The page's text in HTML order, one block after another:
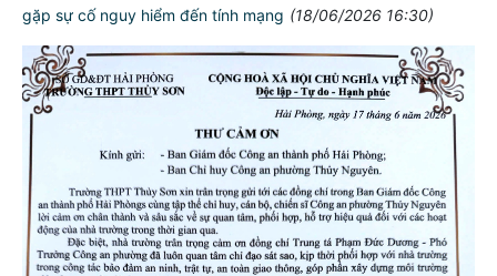
gặp sự cố nguy hiểm đến tính mạng (18/06/2026 16:30)